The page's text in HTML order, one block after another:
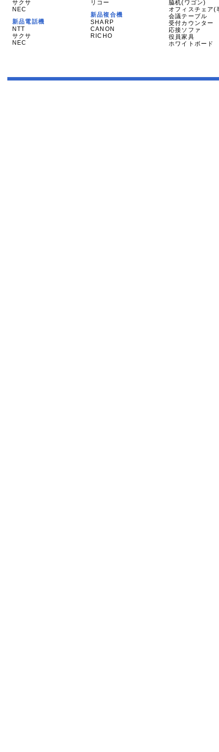
サクサ
NEC
新品電話機
NTT
サクサ
NEC
リコー
新品複合機
SHARP
CANON
RICHO
脇机(ワゴン)
オフィスチェア(
会議テーブル
受付カウンター
応接ソファ
役員家具
ホワイトボード